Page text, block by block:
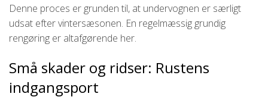
Denne proces er grunden til, at undervognen er særligt
udsat efter vintersæsonen. En regelmæssig grundig
rengøring er altafgørende her.
Små skader og ridser: Rustens
indgangsport